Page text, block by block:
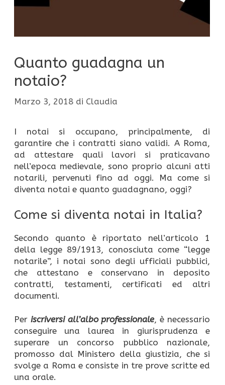
Quanto guadagna un
notaio?
Marzo 3, 2018 di Claudia
I notai si occupano, principalmente, di
garantire che i contratti siano validi. A Roma,
ad attestare quali lavori si praticavano
nell’epoca medievale, sono proprio alcuni atti
notarili, pervenuti fino ad oggi. Ma come si
diventa notai e quanto guadagnano, oggi?
Come si diventa notai in Italia?
Secondo quanto è riportato nell’articolo 1
della legge 89/1913, conosciuta come “legge
notarile”, i notai sono degli ufficiali pubblici,
che attestano e conservano in deposito
contratti, testamenti, certificati ed altri
documenti.
Per iscriversi all’albo professionale, è necessario
conseguire una laurea in giurisprudenza e
superare un concorso pubblico nazionale,
promosso dal Ministero della giustizia, che si
svolge a Roma e consiste in tre prove scritte ed
una orale.